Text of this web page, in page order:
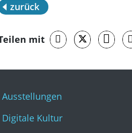
zurück
mit
Ausstellungen
Digitale Kultur